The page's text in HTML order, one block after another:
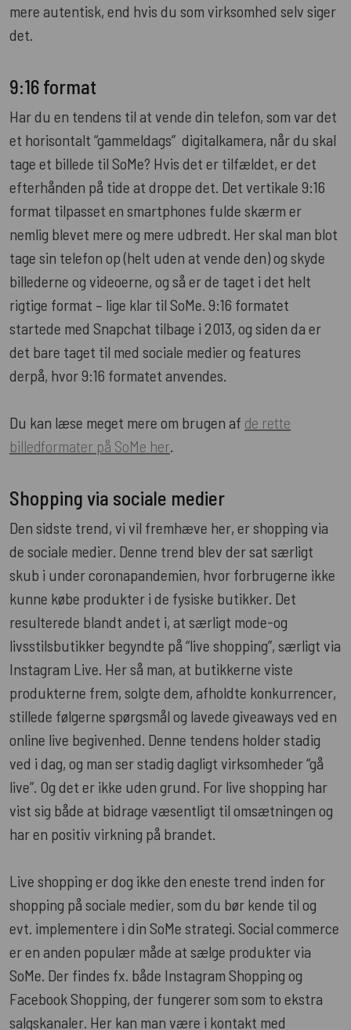
mere autentisk, end hvis du som virksomhed selv siger
det.
9:16 format
Har du en tendens til at vende din telefon, som var det
et horisontalt “gammeldags” digitalkamera, når du skal
tage et billede til SoMe? Hvis det er tilfældet, er det
efterhånden på tide at droppe det. Det vertikale 9:16
format tilpasset en smartphones fulde skærm er
nemlig blevet mere og mere udbredt. Her skal man blot
tage sin telefon op (helt uden at vende den) og skyde
billederne og videoerne, og så er de taget i det helt
rigtige format – lige klar til SoMe. 9:16 formatet
startede med Snapchat tilbage i 2013, og siden da er
det bare taget til med sociale medier og features
derpå, hvor 9:16 formatet anvendes.
Du kan læse meget mere om brugen af de rette
billedformater på SoMe her.
Shopping via sociale medier
Den sidste trend, vi vil fremhæve her, er shopping via
de sociale medier. Denne trend blev der sat særligt
skub i under coronapandemien, hvor forbrugerne ikke
kunne købe produkter i de fysiske butikker. Det
resulterede blandt andet i, at særligt mode-og
livsstilsbutikker begyndte på “live shopping”, særligt via
Instagram Live. Her så man, at butikkerne viste
produkterne frem, solgte dem, afholdte konkurrencer,
stillede følgerne spørgsmål og lavede giveaways ved en
online live begivenhed. Denne tendens holder stadig
ved i dag, og man ser stadig dagligt virksomheder “gå
live”. Og det er ikke uden grund. For live shopping har
vist sig både at bidrage væsentligt til omsætningen og
har en positiv virkning på brandet.
Live shopping er dog ikke den eneste trend inden for
shopping på sociale medier, som du bør kende til og
evt. implementere i din SoMe strategi. Social commerce
er en anden populær måde at sælge produkter via
SoMe. Der findes fx. både Instagram Shopping og
Facebook Shopping, der fungerer som som to ekstra
salgskanaler. Her kan man være i kontakt med